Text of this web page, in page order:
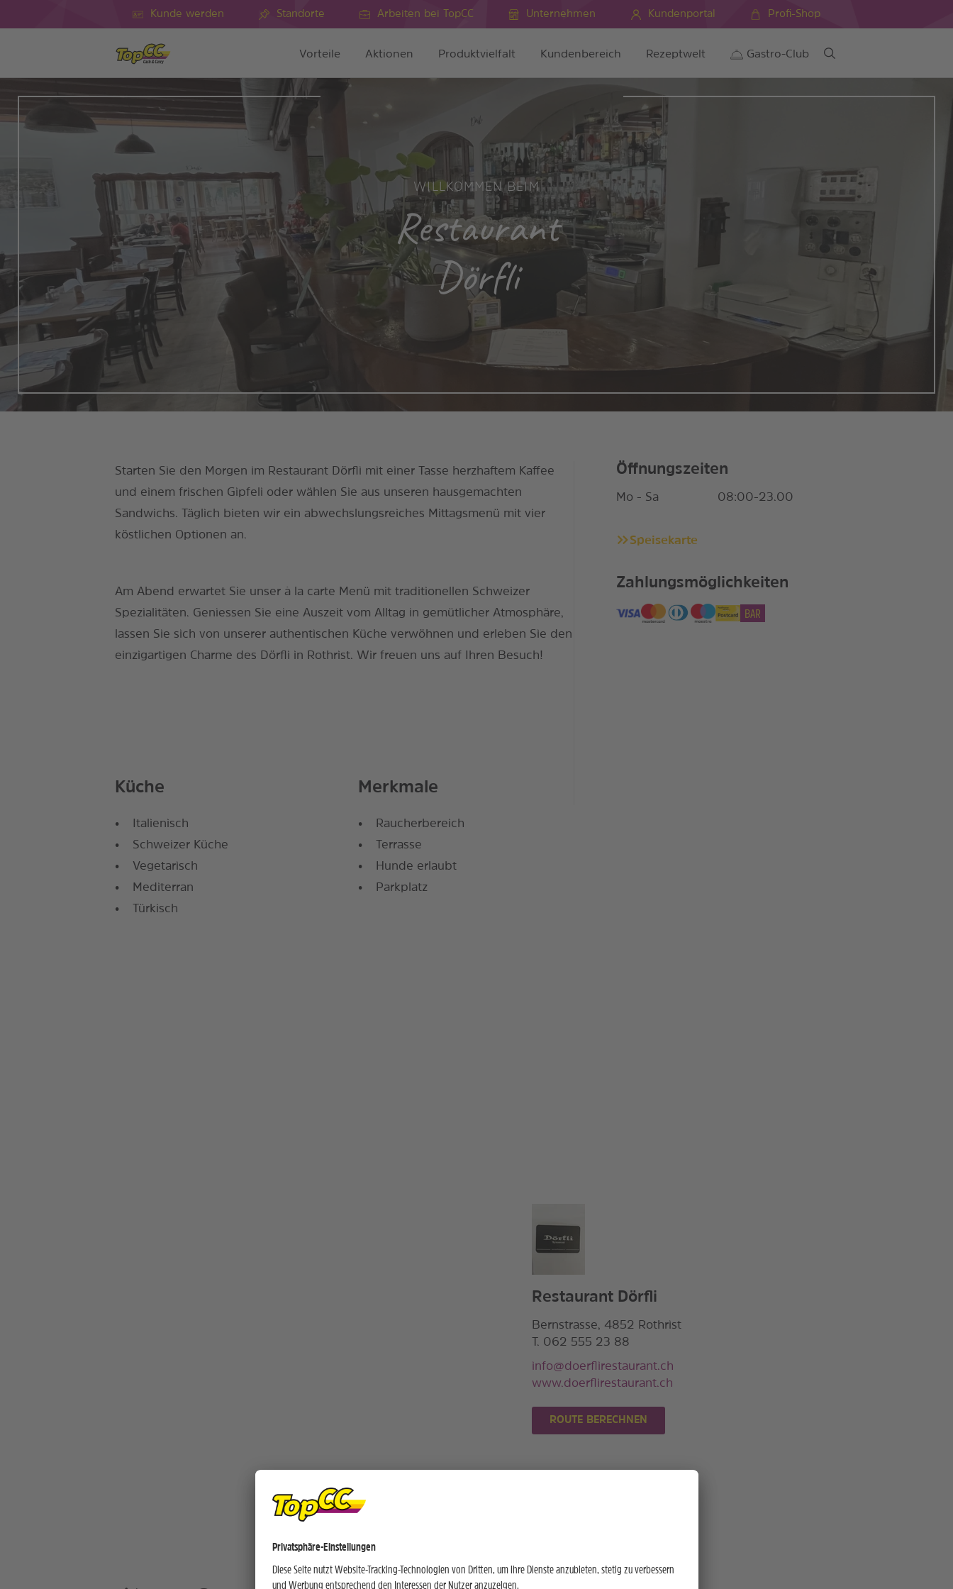
Kunde werden Standorte Arbeiten bei TopCC Unternehmen Kundenportal Profi-Shop
Vorteile Aktionen Produktvielfalt Kundenbereich Rezeptwelt Gastro-Club
WILLKOMMEN BEIM
Restaurant
Dörfli
Starten Sie den Morgen im Restaurant Dörfli mit einer Tasse herzhaftem Kaffee
und einem frischen Gipfeli oder wählen Sie aus unseren hausgemachten
Sandwichs. Täglich bieten wir ein abwechslungsreiches Mittagsmenü mit vier
köstlichen Optionen an.
Am Abend erwartet Sie unser à la carte Menü mit traditionellen Schweizer
Spezialitäten. Geniessen Sie eine Auszeit vom Alltag in gemütlicher Atmosphäre,
lassen Sie sich von unserer authentischen Küche verwöhnen und erleben Sie den
einzigartigen Charme des Dörfli in Rothrist. Wir freuen uns auf Ihren Besuch!
Küche
Italienisch
Schweizer Küche
Vegetarisch
Mediterran
Türkisch
Merkmale
Raucherbereich
Terrasse
Hunde erlaubt
Parkplatz
Öffnungszeiten
Mo - Sa 08:00-23.00
Speisekarte
Zahlungsmöglichkeiten
Restaurant Dörfli
Bernstrasse, 4852 Rothrist
T. 062 555 23 88
info@doerflirestaurant.ch
www.doerflirestaurant.ch
ROUTE BERECHNEN